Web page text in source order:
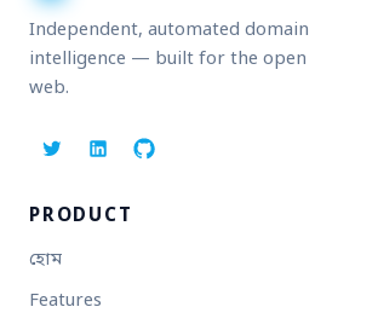
Independent, automated domain
intelligence — built for the open
web.
PRODUCT
হোম
Features